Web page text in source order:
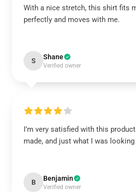
With a nice stretch, this shirt fits
perfectly and moves with me.
S Shane
Verified owner
I’m very satisfied with this
made, and just what I was looking
B Benjamin
Verified owner